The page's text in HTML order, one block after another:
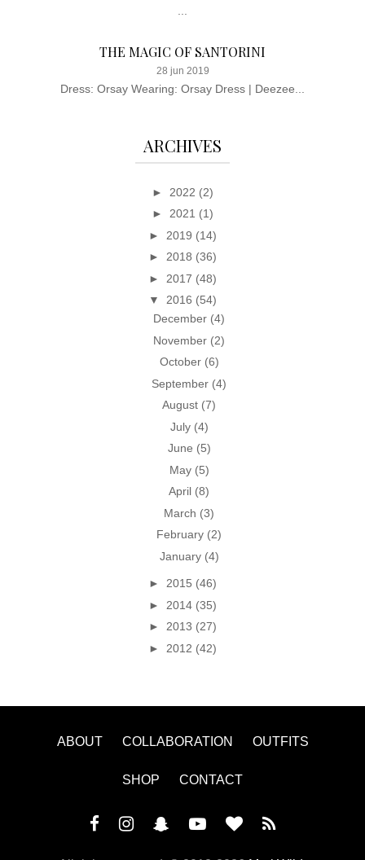
THE MAGIC OF SANTORINI
28 jun 2019
Dress: Orsay Wearing: Orsay Dress | Deezee...
ARCHIVES
► 2022 (2)
► 2021 (1)
► 2019 (14)
► 2018 (36)
► 2017 (48)
▼ 2016 (54)
December (4)
November (2)
October (6)
September (4)
August (7)
July (4)
June (5)
May (5)
April (8)
March (3)
February (2)
January (4)
► 2015 (46)
► 2014 (35)
► 2013 (27)
► 2012 (42)
ABOUT COLLABORATION OUTFITS
SHOP CONTACT